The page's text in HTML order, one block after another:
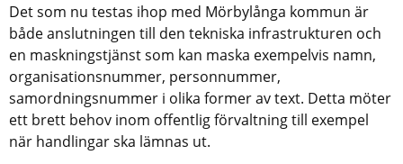
Det som nu testas ihop med Mörbylånga kommun är
både anslutningen till den tekniska infrastrukturen och
en maskningstjänst som kan maska exempelvis namn,
organisationsnummer, personnummer,
samordningsnummer i olika former av text. Detta möter
ett brett behov inom offentlig förvaltning till exempel
när handlingar ska lämnas ut.